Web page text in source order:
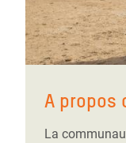
A propos
La